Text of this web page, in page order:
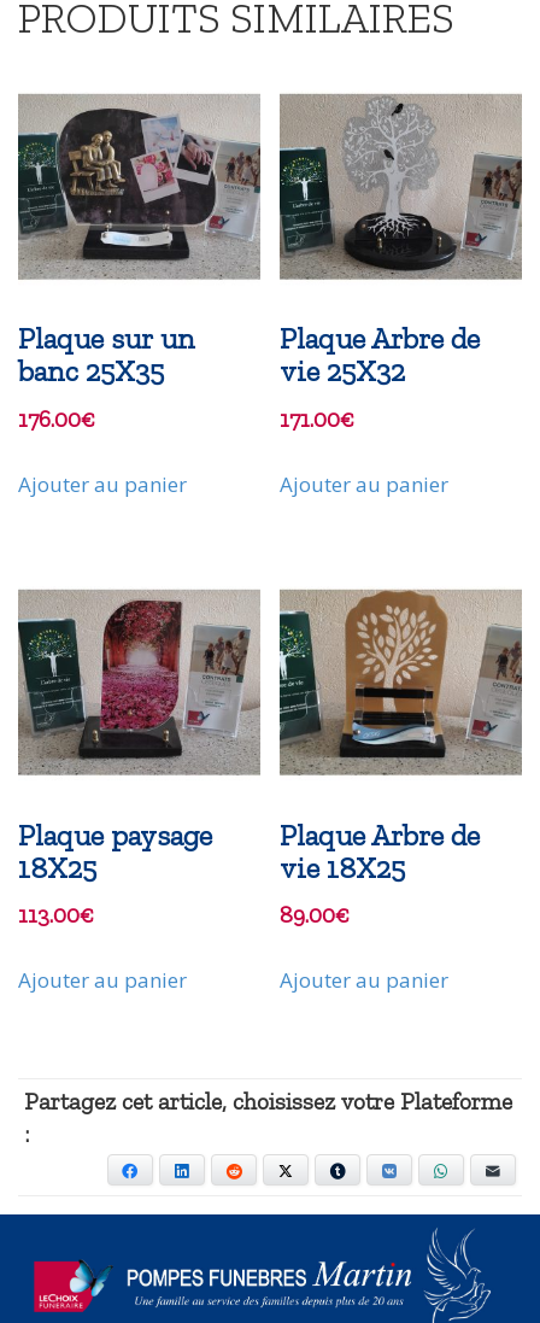
PRODUITS SIMILAIRES
Plaque sur un
banc 25X35
176.00€
Ajouter au panier
Plaque Arbre de
vie 25X32
171.00€
Ajouter au panier
Plaque paysage
18X25
113.00€
Ajouter au panier
Plaque Arbre de
vie 18X25
89.00€
Ajouter au panier
Partagez cet article, choisissez votre Plateforme
:
Facebook LinkedIn Reddit Tumblr VKontakte WhatsApp